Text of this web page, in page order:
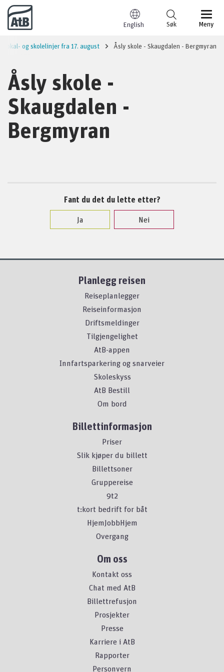
Til innhold
English Meny
Søk
Lokal- og skolelinjer fra 17. august Åsly skole - Skaugdalen - Bergmyran
Åsly skole -
Skaugdalen -
Bergmyran
Fant du det du lette etter?
Ja
Nei
Planlegg reisen
Reiseplanlegger
Reiseinformasjon
Driftsmeldinger
Tilgjengelighet
AtB-appen
Innfartsparkering og snarveier
Skoleskyss
AtB Bestill
Om bord
Billettinformasjon
Priser
Slik kjøper du billett
Billettsoner
Gruppereise
9t2
t:kort bedrift for båt
HjemJobbHjem
Overgang
Om oss
Kontakt oss
Chat med AtB
Billettrefusjon
Prosjekter
Presse
Karriere i AtB
Rapporter
Personvern